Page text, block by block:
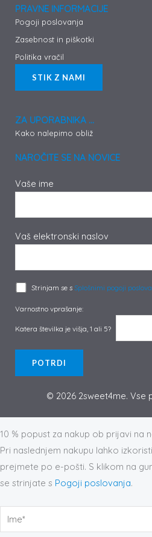
o
k
-
f
r
a
m
e
s
t
PRAVNE INFORMACIJE
Pogoji poslovanja
Zasebnost in piškotki
Politika vračil
STIK Z NAMI
ZA UPORABNIKA ...
Kako nalepimo obliž
NAROČITE SE NA NOVICE
Vaše ime
Vaš elektronski naslov
Strinjam se sSplošnimi pogoji
Varnostno vprašanje:
Katera številka je višja, 1 ali 5?
© 2026 2sweet4me. Vse
Prijava na novičnik
10 % popust za nakup ob prijavi na
Pri naslednjem nakupu lahko
prejmete po e-pošti. S klikom na
se strinjate s Pogoji poslovanja.